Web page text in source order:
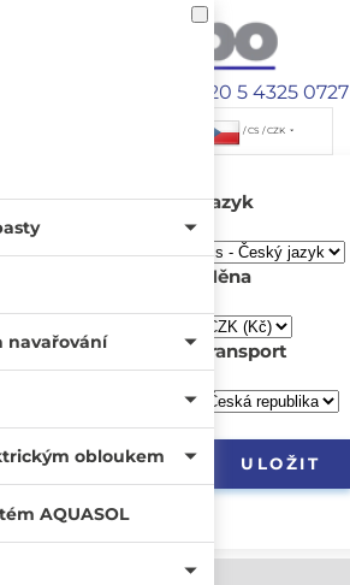
+420 5 4325 0727
/ CS / CZK
Jazyk
Měna
transport
navařování
obloukem
AQUASOL